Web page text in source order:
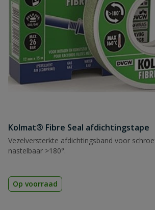
Kolmat® Fibre Seal afdichtingstape
Vezelversterkte afdichtingsband voor
nastelbaar >180°.
Op voorraad